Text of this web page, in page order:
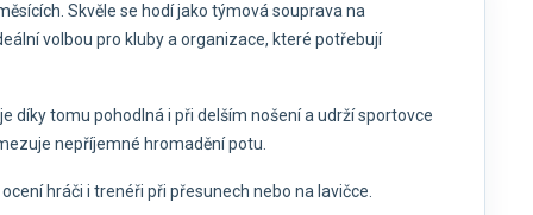
Skvěle se hodí jako týmová souprava na
volbou pro kluby a organizace, které potřebují
díky tomu pohodlná i při delším nošení a udrží sportovce
nepříjemné hromadění potu.
hráči i trenéři při přesunech nebo na lavičce.